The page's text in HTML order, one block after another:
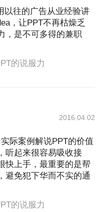
以往的广告从业经验讲
，让PPT不再枯燥乏
，是不可多得的兼职
的说服力
2016.04.02
际案例解说PPT的价值
听起来很容易吸收接
快上手，最重要的是帮
避免犯下华而不实的通
的说服力